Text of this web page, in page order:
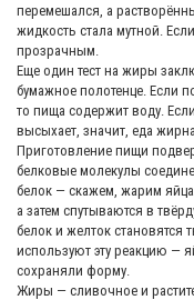
перемешался, а
жидкость стала мутной.
прозрачным.
Еще один тест на жиры
бумажное полотенце. Если
то пища содержит воду.
высыхает, значит, еда
Приготовление пищи
белковые молекулы
белок — скажем, жарим
а затем спутываются в
белок и желток становятся
используют эту реакцию —
сохраняли форму.
Жиры — сливочное и